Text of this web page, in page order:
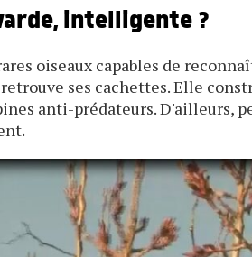
intelligente ?
oiseaux capables de
ses cachettes. Elle
anti-prédateurs. D'ailleurs,